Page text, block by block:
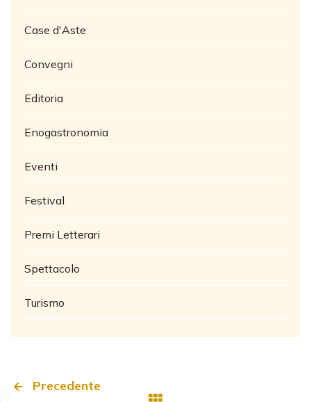
Case d'Aste
Convegni
Editoria
Enogastronomia
Eventi
Festival
Premi Letterari
Spettacolo
Turismo
Precedente